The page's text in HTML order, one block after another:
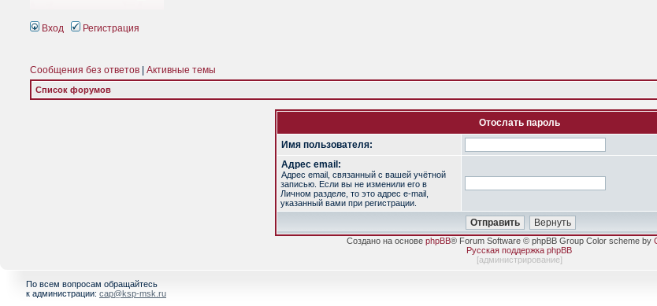
Вход Регистрация
Сообщения без ответов Активные темы
Список форумов
Отослать пароль
Имя пользователя:
Адрес email:
Адрес email, связанный с вашей учётной
записью. Если вы не изменили его в
Личном разделе, то это адрес e-mail,
указанный вами при регистрации.
Создано на основе phpBB® Forum Software © phpBB Group Color scheme by
Русская поддержка phpBB
[администрирование]
По всем вопросам обращайтесь
к администрации: cap@ksp-msk.ru